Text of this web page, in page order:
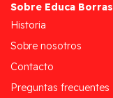
Sobre Educa Borras
Historia
Sobre nosotros
Contacto
Preguntas frecuentes